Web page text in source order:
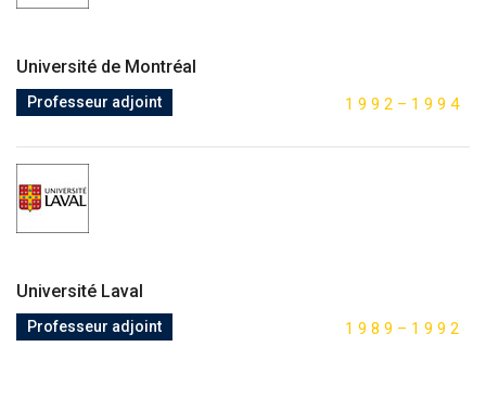
Université de Montréal
Professeur adjoint 1 9 9 2 – 1 9 9 4
Université Laval
Professeur adjoint 1 9 8 9 – 1 9 9 2